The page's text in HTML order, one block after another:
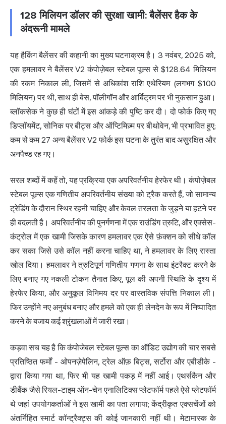
128 मिलियन डॉलर की सुरक्षा खामी: बैलेंसर हैक के
अंदरूनी मामले
यह हैकिंग बैलेंसर की कहानी का मुख्य घटनाक्रम है। 3 नवंबर, 2025 को,
एक हमलावर ने बैलेंसर V2 कंपोज़ेबल स्टेबल पूल्स से $128.64 मिलियन
की रकम निकाल ली, जिसमें से अधिकांश राशि एथेरियम (लगभग $100
मिलियन) पर थी, साथ ही बेस, पॉलीगॉन और आर्बिट्रम पर भी नुकसान हुआ।
ब्लॉकसेक ने कुछ ही घंटों में इस आंकड़े की पुष्टि कर दी। दो फोर्क किए गए
डिप्लॉयमेंट, सोनिक पर बीट्स और ऑप्टिमिज़्म पर बीथोवेन, भी प्रभावित हुए;
कम से कम 27 अन्य बैलेंसर V2 फोर्क इस घटना के तुरंत बाद असुरक्षित और
अनपैच्ड रह गए।
सरल शब्दों में कहें तो, यह प्रक्रिया एक अपरिवर्तनीय हेरफेर थी। कंपोज़ेबल
स्टेबल पूल्स एक गणितीय अपरिवर्तनीय संख्या को ट्रैक करते हैं, जो सामान्य
ट्रेडिंग के दौरान स्थिर रहनी चाहिए और केवल तरलता के जुड़ने या हटने पर
ही बदलती है। अपरिवर्तनीय की पुनर्गणना में एक राउंडिंग त्रुटि, और एक्सेस-
कंट्रोल में एक खामी जिसके कारण हमलावर एक ऐसे फ़ंक्शन को सीधे कॉल
कर सका जिसे उसे कॉल नहीं करना चाहिए था, ने हमलावर के लिए रास्ता
खोल दिया। हमलावर ने त्रुटिपूर्ण गणितीय गणना के साथ इंटरैक्ट करने के
लिए बनाए गए नकली टोकन तैनात किए, पूल की अपनी स्थिति के दृश्य में
हेरफेर किया, और अनुकूल विनिमय दर पर वास्तविक संपत्ति निकाल ली।
फिर उन्होंने नए अनुबंध बनाए और हमले को एक ही लेनदेन के रूप में निष्पादित
करने के बजाय कई श्रृंखलाओं में जारी रखा।
कड़वा सच यह है कि कंपोजेबल स्टेबल पूल्स का ऑडिट उद्योग की चार सबसे
प्रतिष्ठित फर्मों - ओपनज़ेपेलिन, ट्रेल ऑफ़ बिट्स, सर्टोरा और एबीडीके -
द्वारा किया गया था, फिर भी यह खामी पकड़ में नहीं आई। एथर्सकैन और
डीबैंक जैसे रियल-टाइम ऑन-चेन एनालिटिक्स प्लेटफॉर्म पहले ऐसे प्लेटफॉर्म
थे जहां उपयोगकर्ताओं ने इस खामी का पता लगाया; केंद्रीकृत एक्सचेंजों को
अंतर्निहित स्मार्ट कॉन्ट्रैक्ट्स की कोई जानकारी नहीं थी। मेटामास्क के